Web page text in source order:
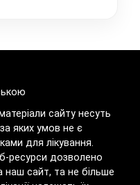
сайту несуть
яких умов не є
для лікування.
ресурси дозволено
наш сайт, та не більше